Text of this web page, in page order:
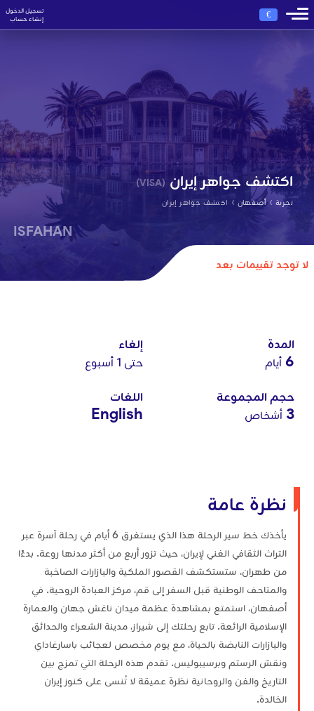
€
تسجيل الدخول
إنشاء حساب
اكتشف جواهر إيران (VISA)
تجربة › أصفهان › اكتشف جواهر إيران
لا توجد تقييمات بعد
ISFAHAN
المدة
6 أيام
إلغاء
حتى 1 أسبوع
حجم المجموعة
3 أشخاص
اللغات
English
نظرة عامة
يأخذك خط سير الرحلة هذا الذي يستغرق 6 أيام في رحلة آسرة عبر
التراث الثقافي الغني لإيران، حيث تزور أربع من أكثر مدنها روعة. بدءًا
من طهران، ستستكشف القصور الملكية والبازارات الصاخبة
والمتاحف الوطنية قبل السفر إلى قم، مركز العبادة الروحية. في
أصفهان، استمتع بمشاهدة عظمة ميدان ناغش جهان والعمارة
الإسلامية الرائعة. تابع رحلتك إلى شيراز، مدينة الشعراء والحدائق
والبازارات النابضة بالحياة، مع يوم مخصص لعجائب باسارغاداي
ونقش الرستم وبرسيبوليس. تقدم هذه الرحلة التي تمزج بين
التاريخ والفن والروحانية نظرة عميقة لا تُنسى على كنوز إيران
الخالدة.